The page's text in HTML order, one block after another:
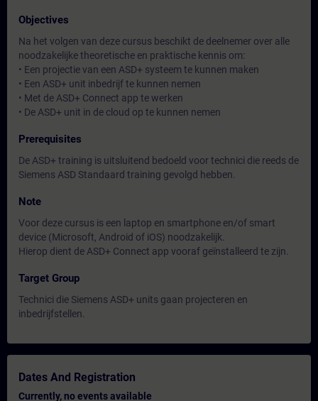
Objectives
Na het volgen van deze cursus beschikt de deelnemer over alle
noodzakelijke theoretische en praktische kennis om:
• Een projectie van een ASD+ systeem te kunnen maken
• Een ASD+ unit inbedrijf te kunnen nemen
• Met de ASD+ Connect app te werken
• De ASD+ unit in de cloud op te kunnen nemen
Prerequisites
De ASD+ training is uitsluitend bedoeld voor technici die reeds de
Siemens ASD Standaard training gevolgd hebben.
Note
Voor deze cursus is een laptop en smartphone en/of smart
device (Microsoft, Android of iOS) noodzakelijk.
Hierop dient de ASD+ Connect app vooraf geïnstalleerd te zijn.
Target Group
Technici die Siemens ASD+ units gaan projecteren en
inbedrijfstellen.
Dates And Registration
Currently, no events available